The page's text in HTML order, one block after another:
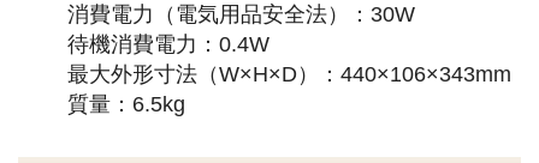
消費電力（電気用品安全法）：30W
待機消費電力：0.4W
最大外形寸法（W×H×D）：440×106×343mm
質量：6.5kg